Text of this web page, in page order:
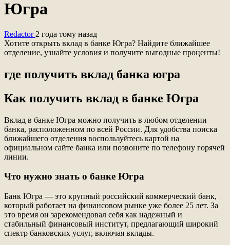
Югра
Redactor 2 года тому назад
Хотите открыть вклад в банке Югра? Найдите ближайшее
отделение, узнайте условия и получите выгодные проценты!
где получить вклад банка югра
Как получить вклад в банке Югра
Вклад в банке Югра можно получить в любом отделении
банка, расположенном по всей России. Для удобства поиска
ближайшего отделения воспользуйтесь картой на
официальном сайте банка или позвоните по телефону горячей
линии.
Что нужно знать о банке Югра
Банк Югра — это крупный российский коммерческий банк,
который работает на финансовом рынке уже более 25 лет. За
это время он зарекомендовал себя как надежный и
стабильный финансовый институт, предлагающий широкий
спектр банковских услуг, включая вклады.